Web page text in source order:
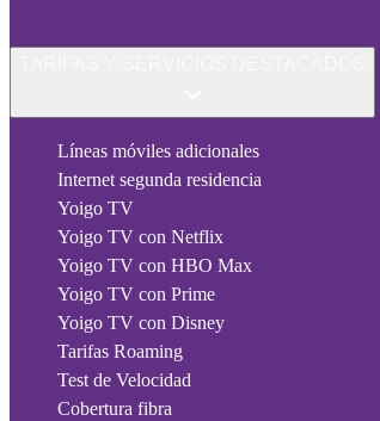
Líneas móviles adicionales
Internet segunda residencia
Yoigo TV
Yoigo TV con Netflix
Yoigo TV con HBO Max
Yoigo TV con Prime
Yoigo TV con Disney
Tarifas Roaming
Test de Velocidad
Cobertura fibra